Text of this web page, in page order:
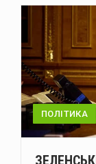
ПОЛІТИКА